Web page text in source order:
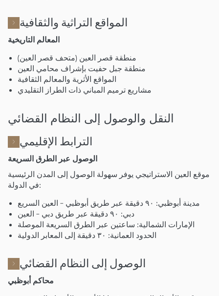
المواقع التراثية والثقافية
المعالم التاريخية
منطقة قصر العين (متحف قصر العين)
منطقة جبل حفيت بإشراف محامي العين
المواقع الأثرية والمعالم الثقافية
مشاريع ترميم المباني ذات الطراز التقليدي
النقل والوصول إلى النظام القضائي
الترابط الإقليمي
الوصول عبر الطرق السريعة
موقع العين الاستراتيجي يوفر سهولة الوصول إلى المدن الرئيسية
في الدولة:
مدينة أبوظبي: ٩٠ دقيقة عبر طريق أبوظبي – العين السريع
دبي: ٩٠ دقيقة عبر طريق دبي – العين
الإمارات الشمالية: ساعتين عبر الطرق السريعة الموصلة
الحدود العمانية: ٣٠ دقيقة إلى المعابر الدولية
الوصول إلى النظام القضائي
محاكم أبوظبي